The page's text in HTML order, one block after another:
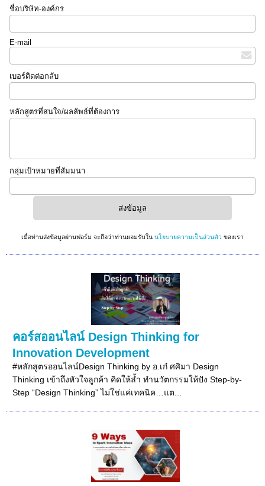
ชื่อบริษัท-องค์กร
E-mail
เบอร์ติดต่อกลับ
หลักสูตรที่สนใจ/ผลลัพธ์ที่ต้องการ
กลุ่มเป้าหมายที่สัมมนา
เมื่อท่านส่งข้อมูลผ่านฟอร์ม จะถือว่าท่านยอมรับใน นโยบายความเป็นส่วนตัว ของเรา
คอร์สออนไลน์ Design Thinking for
Innovation Development
#หลักสูตรออนไลน์Design Thinking by อ.เก๋ ศศิมา Design
Thinking เข้าถึงหัวใจลูกค้า คิดให้ล้ำ ทำนวัตกรรมให้ปัง Step-by-
Step “Design Thinking” ไม่ใช่แค่เทคนิค…แต...